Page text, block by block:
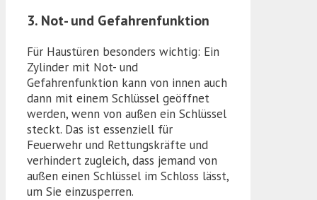
3. Not- und Gefahrenfunktion
Für Haustüren besonders wichtig: Ein
Zylinder mit Not- und
Gefahrenfunktion kann von innen auch
dann mit einem Schlüssel geöffnet
werden, wenn von außen ein Schlüssel
steckt. Das ist essenziell für
Feuerwehr und Rettungskräfte und
verhindert zugleich, dass jemand von
außen einen Schlüssel im Schloss lässt,
um Sie einzusperren.